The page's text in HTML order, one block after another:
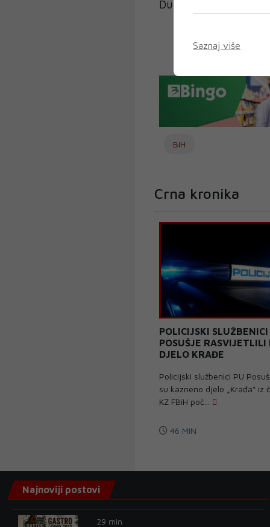
Dubrovački vjesnik.
BiH
Crna kronika
POLICIJSKI SLUŽBENICI
POSUŠJE
DJELO KRAĐE
Policijski službenici PU
su kazneno djelo „Krađa“ iz
KZ FBiH poč...
46 MIN
Saznaj više
Najnoviji postovi
29 min